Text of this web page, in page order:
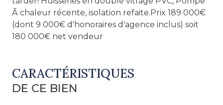
Ã chaleur récente, isolation refaite.Prix 189 000€
(dont 9 000€ d'honoraires d'agence inclus) soit
180 000€ net vendeur
CARACTÉRISTIQUES
DE CE BIEN